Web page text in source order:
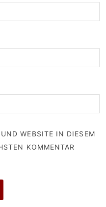
WEBSITE IN DIESEM
KOMMENTAR